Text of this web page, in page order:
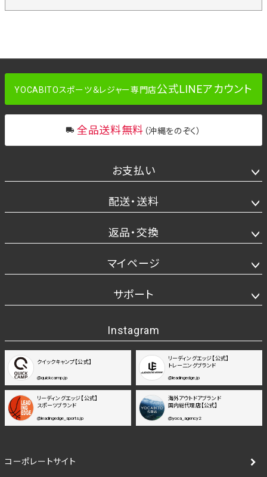
YOCABITOスポーツ＆レジャー専門店公式LINEアカウント
全品送料無料 （沖縄をのぞく）
お支払い
配送・送料
返品・交換
マイページ
サポート
Instagram
クイックキャンプ【公式】
@quickcamp.jp
リーディングエッジ【公式】
トレーニングブランド
@leadingedge.jp
リーディングエッジ【公式】
スポーツブランド
@leadingedge_sports.jp
海外アウトドアブランド
国内総代理店【公式】
@yoca_agency2
コーポレートサイト